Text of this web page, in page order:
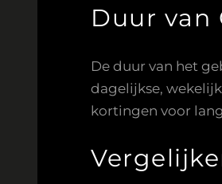
Duur van
De duur van het
dagelijkse,
kortingen voor